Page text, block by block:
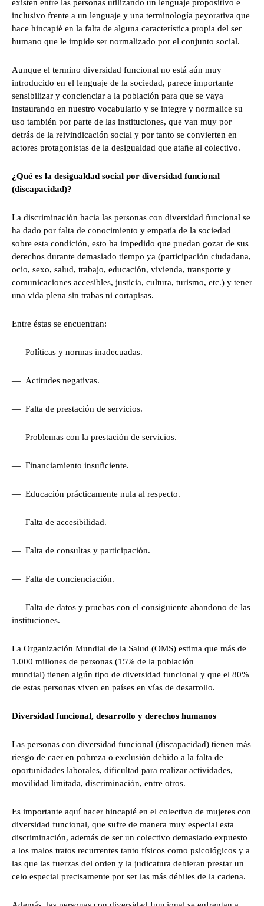
existen entre las personas utilizando un lenguaje propositivo e
inclusivo frente a un lenguaje y una terminología peyorativa que
hace hincapié en la falta de alguna característica propia del ser
humano que le impide ser normalizado por el conjunto social.
Aunque el termino diversidad funcional no está aún muy
introducido en el lenguaje de la sociedad, parece importante
sensibilizar y concienciar a la población para que se vaya
instaurando en nuestro vocabulario y se integre y normalice su
uso también por parte de las instituciones, que van muy por
detrás de la reivindicación social y por tanto se convierten en
actores protagonistas de la desigualdad que atañe al colectivo.
¿Qué es la desigualdad social por diversidad funcional
(discapacidad)?
La discriminación hacia las personas con diversidad funcional se
ha dado por falta de conocimiento y empatía de la sociedad
sobre esta condición, esto ha impedido que puedan gozar de sus
derechos durante demasiado tiempo ya (participación ciudadana,
ocio, sexo, salud, trabajo, educación, vivienda, transporte y
comunicaciones accesibles, justicia, cultura, turismo, etc.) y tener
una vida plena sin trabas ni cortapisas.
Entre éstas se encuentran:
— Políticas y normas inadecuadas.
— Actitudes negativas.
— Falta de prestación de servicios.
— Problemas con la prestación de servicios.
— Financiamiento insuficiente.
— Educación prácticamente nula al respecto.
— Falta de accesibilidad.
— Falta de consultas y participación.
— Falta de concienciación.
— Falta de datos y pruebas con el consiguiente abandono de las
instituciones.
La Organización Mundial de la Salud (OMS) estima que más de
1.000 millones de personas (15% de la población
mundial) tienen algún tipo de diversidad funcional y que el 80%
de estas personas viven en países en vías de desarrollo.
Diversidad funcional, desarrollo y derechos humanos
Las personas con diversidad funcional (discapacidad) tienen más
riesgo de caer en pobreza o exclusión debido a la falta de
oportunidades laborales, dificultad para realizar actividades,
movilidad limitada, discriminación, entre otros.
Es importante aquí hacer hincapié en el colectivo de mujeres con
diversidad funcional, que sufre de manera muy especial esta
discriminación, además de ser un colectivo demasiado expuesto
a los malos tratos recurrentes tanto físicos como psicológicos y a
las que las fuerzas del orden y la judicatura debieran prestar un
celo especial precisamente por ser las más débiles de la cadena.